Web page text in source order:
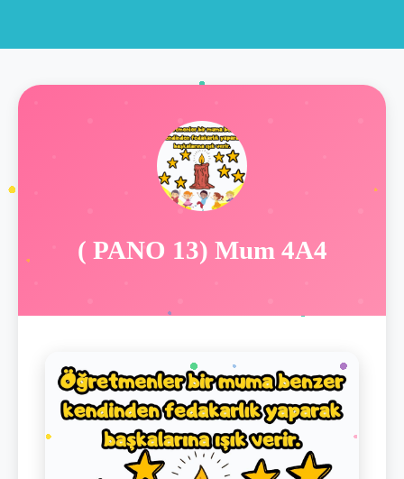
( PANO 13) Mum 4A4